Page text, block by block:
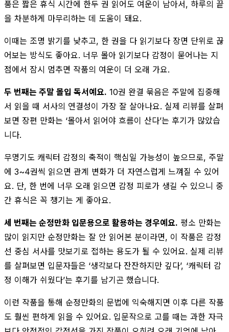
품은 짧은 휴식 시간에 한두 권 읽어도 여운이 남아서, 하루의 끝
을 차분하게 마무리하는 데 도움이 돼요.
이때는 조명 밝기를 낮추고, 한 권을 다 읽기보다 장면 단위로 끊
어보는 방식도 좋아요. 너무 몰아 읽기보다 감정이 묻어나는 지
점에서 잠시 멈추면 작품의 여운이 더 오래 가요.
두 번째는 주말 몰입 독서예요. 10권 완결 묶음은 주말에 집중해
서 읽을 때 서사의 연결성이 가장 잘 살아나요. 실제 리뷰를 살펴
보면 장편 만화는 ‘몰아서 읽어야 흐름이 산다’는 후기가 많았습
니다.
무명기도 캐릭터 감정의 축적이 핵심일 가능성이 높으므로, 주말
에 3~4권씩 읽으면 관계 변화가 더 자연스럽게 느껴질 수 있어
요. 단, 한 번에 너무 오래 읽으면 감정 피로가 생길 수 있으니 중
간 휴식은 꼭 챙기는 게 좋아요.
세 번째는 순정만화 입문용으로 활용하는 경우예요. 평소 만화는
많이 읽지만 순정만화는 잘 안 읽어본 분이라면, 이 작품은 감정
선 중심 서사를 맛보기로 접하는 용도가 될 수 있어요. 실제 리뷰
를 살펴보면 입문자들은 ‘생각보다 잔잔하지만 깊다’, ‘캐릭터 감
정 이해가 쉬웠다’는 후기를 남기곤 했습니다.
이런 작품을 통해 순정만화의 문법에 익숙해지면 이후 다른 작품
도 훨씬 편하게 읽을 수 있어요. 입문작으로 고를 때는 과한 자극